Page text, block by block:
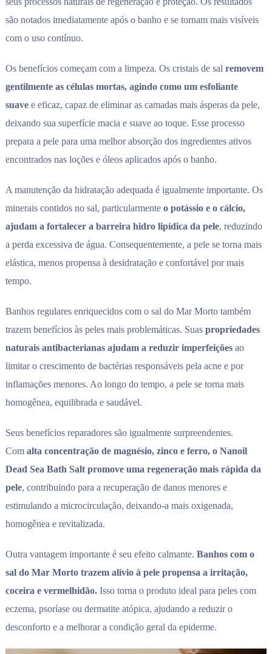
são notados imediatamente após o banho e se tornam mais visíveis
com o uso contínuo.
Os benefícios começam com a limpeza. Os cristais de sal removem
gentilmente as células mortas, agindo como um esfoliante
suavee eficaz, capaz de eliminar as camadas mais ásperas da pele,
deixando sua superfície macia e suave ao toque. Esse processo
prepara a pele para uma melhor absorção dos ingredientes ativos
encontrados nas loções e óleos aplicados após o banho.
A manutenção da hidratação adequada é igualmente importante. Os
minerais contidos no sal, particularmente o potássio e o cálcio,
ajudam a fortalecer a barreira hidro lipídica da pele, reduzindo
a perda excessiva de água. Consequentemente, a pele se torna mais
elástica, menos propensa à desidratação e confortável por mais
tempo.
Banhos regulares enriquecidos com o sal do Mar Morto também
trazem benefícios às peles mais problemáticas. Suaspropriedades
naturais antibacterianas ajudam a reduzir imperfeiçõesao
limitar o crescimento de bactérias responsáveis pela acne e por
inflamações menores. Ao longo do tempo, a pele se torna mais
homogênea, equilibrada e saudável.
Seus benefícios reparadores são igualmente surpreendentes.
Com alta concentração de magnésio, zinco e ferro, o Nanoil
Dead Sea Bath Salt promove uma regeneração mais rápida da
pele, contribuindo para a recuperação de danos menores e
estimulando a microcirculação, deixando-a mais oxigenada,
homogênea e revitalizada.
Outra vantagem importante é seu efeito calmante. Banhos com o
sal do Mar Morto trazem alívio à pele propensa a irritação,
coceira e vermelhidão.Isso torna o produto ideal para peles com
eczema, psoríase ou dermatite atópica, ajudando a reduzir o
desconforto e a melhorar a condição geral da epiderme.